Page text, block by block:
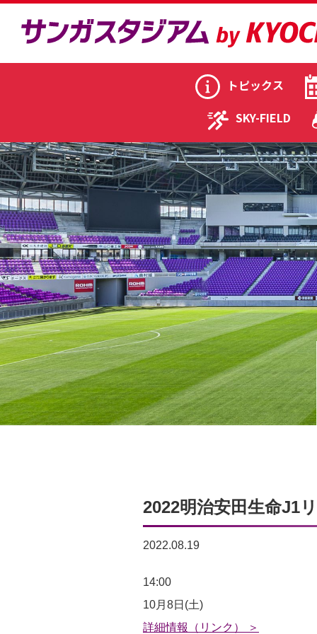
トピックス
SKY-FIELD
2022明治安田生命J1
2022.08.19
2022
明
治
14:00
10月8日(土)
詳細情報（リンク） ＞